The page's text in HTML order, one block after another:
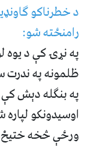
د خطرناکو
رامنځته شو:
په نړۍ کې د یوه
اوسیدونکو
ورځې څخه ختیځ